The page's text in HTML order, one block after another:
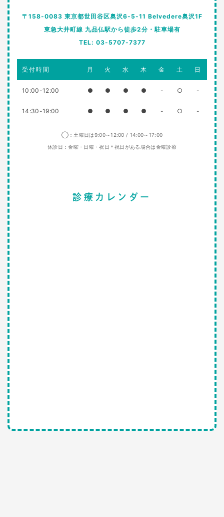
〒158-0083 東京都世田谷区奥沢6-5-11 Belvedere奥沢1F
東急大井町線 九品仏駅から徒歩2分・駐車場有
TEL: 03-5707-7377
受付時間 月 火 水 木 金 土 日
10:00-12:00 ● ● ● ● - ○ -
14:30-19:00 ● ● ● ● - ○ -
◯：土曜日は9:00～12:00 / 14:00～17:00
休診日：金曜・日曜・祝日＊祝日がある場合は金曜診療
診療カレンダー